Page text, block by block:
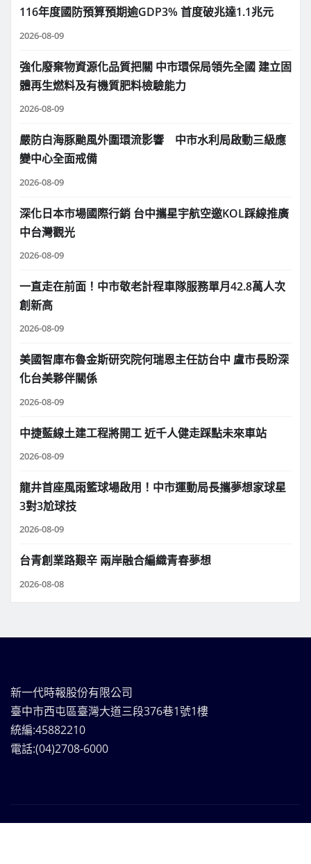
116年度國防預算預期逾GDP3% 首度破兆達1.1兆元
2026-08-09
強化廢棄物資源化品質把關 中市環保局領先全國 建立固
體再生燃料及有機質肥料檢驗能力
2026-08-09
嚴防白海豚颱風外圍環流影響 中市水利局啟動三級應
變中心全面戒備
2026-08-09
深化日本市場國際行銷 台中攜星宇航空邀KOL踩線推廣
中台灣觀光
2026-08-09
一直走在前面！中市敬老計程車隊服務單月42.8萬人次
創新高
2026-08-09
美國智庫布魯金斯研究院何瑞恩主任訪台中 盧市長盼深
化台美夥伴關係
2026-08-09
中捷藍線土建工程將開工 近千人健走踩點未來車站
2026-08-09
龍井首座風雨籃球場啟用！中市運動局長攜夢想家球星
3對3尬球技
2026-08-09
台青創業路艱辛 兩岸融合編織青春夢想
2026-08-08
新一代時報股份有限公司
臺中市西屯區臺灣大道三段376巷1號1樓
統編:45882210
電話:(04)2708-6000